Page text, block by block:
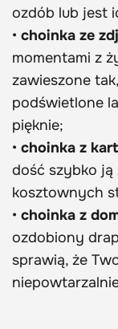
ozdób lub jest
• choinka ze
momentami z
zawieszone
podświetlone
pięknie;
• choinka z
dość szybko ją
kosztownych
• choinka z
ozdobiony
sprawią, że